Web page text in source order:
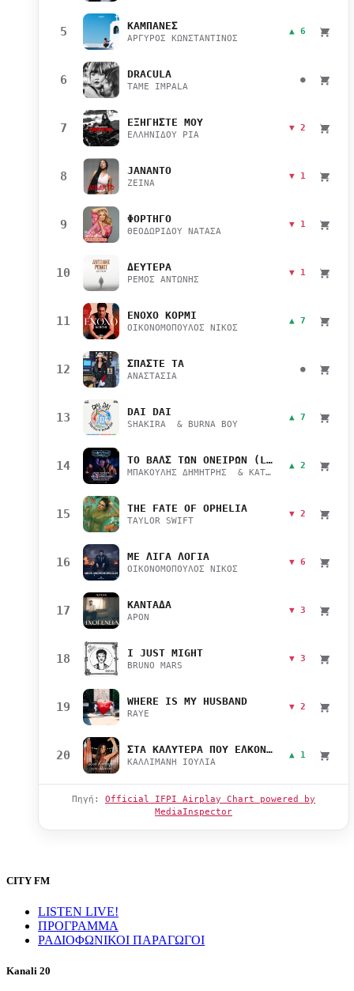
5 ΚΑΜΠΑΝΕΣ
ΑΡΓΥΡΟΣ ΚΩΝΣΤΑΝΤΙΝΟΣ
▲ 6
6 DRACULA
TAME IMPALA
●
7 ΕΞΗΓΗΣΤΕ ΜΟΥ
ΕΛΛΗΝΙΔΟΥ ΡΙΑ
▼ 2
8 JANANTO
ZEINA
▼ 1
9 ΦΟΡΤΗΓΟ
ΘΕΟΔΩΡΙΔΟΥ ΝΑΤΑΣΑ
▼ 1
10 ΔΕΥΤΕΡΑ
ΡΕΜΟΣ ΑΝΤΩΝΗΣ
▼ 1
11 ΕΝΟΧΟ ΚΟΡΜΙ
ΟΙΚΟΝΟΜΟΠΟΥΛΟΣ ΝΙΚΟΣ
▲ 7
12 ΣΠΑΣΤΕ ΤΑ
ΑΝΑΣΤΑΣΙΑ
●
13 DAI DAI
SHAKIRA & BURNA BOY
▲ 7
14 ΤΟ ΒΑΛΣ ΤΩΝ ΟΝΕΙΡΩΝ (LIVE)
ΜΠΑΚΟΥΛΗΣ ΔΗΜΗΤΡΗΣ & ΚΑΤΣΙΜΙΧΑ ΜΑΡΙΑΝΑ
▲ 2
15 THE FATE OF OPHELIA
TAYLOR SWIFT
▼ 2
16 ΜΕ ΛΙΓΑ ΛΟΓΙΑ
ΟΙΚΟΝΟΜΟΠΟΥΛΟΣ ΝΙΚΟΣ
▼ 6
17 ΚΑΝΤΑΔΑ
APON
▼ 3
18 I JUST MIGHT
BRUNO MARS
▼ 3
19 WHERE IS MY HUSBAND
RAYE
▼ 2
20 ΣΤΑ ΚΑΛΥΤΕΡΑ ΠΟΥ ΕΛΚΟΝΤΑΙ
ΚΑΛΛΙΜΑΝΗ ΙΟΥΛΙΑ
▲ 1
Πηγή: Official IFPI Airplay Chart powered by
MediaInspector
CITY FM
LISTEN LIVE!
ΠΡΟΓΡΑΜΜΑ
ΡΑΔΙΟΦΩΝΙΚΟΙ ΠΑΡΑΓΩΓΟΙ
Kanali 20